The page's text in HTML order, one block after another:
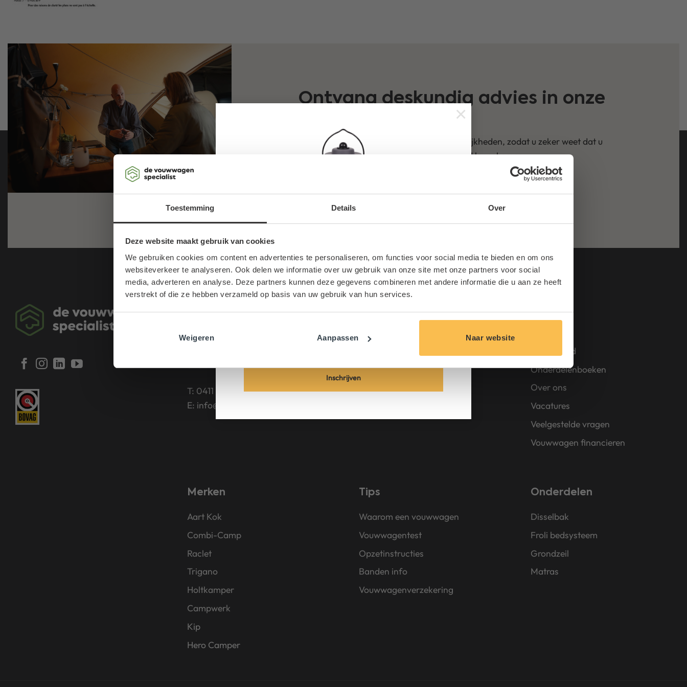
Maak kans op een gratis
Lantaarn!
Schrijf u in voor onze nieuwsbrief en doe direct
*
m
a
i
*
Inschrijven
×
Toestemming Details Over
Deze website maakt gebruik van cookies
We gebruiken cookies om content en advertenties te personaliseren, om functies voor social media te bieden en om ons
websiteverkeer te analyseren. Ook delen we informatie over uw gebruik van onze site met onze partners voor social
media, adverteren en analyse. Deze partners kunnen deze gegevens combineren met andere informatie die u aan ze heeft
verstrekt of die ze hebben verzameld op basis van uw gebruik van hun services.
Weigeren Aanpassen Naar website
Ontvang deskundig advies in onze
Samen kijken we naar uw wensen en mogelijkheden, zodat u zeker weet dat u
de juiste beslissing neemt. U kunt vrijblijvend langskomen.
de Vouwwagenspecialist
5281 LL Boxtel
T: 0411 683 601
E: info@vouwwagenspecialist.nl
Occasions
Onderhoud
Onderdelenboeken
Over ons
Vacatures
Veelgestelde vragen
Vouwwagen financieren
Merken
Aart Kok
Combi-Camp
Raclet
Trigano
Holtkamper
Campwerk
Kip
Hero Camper
Tips
Waarom een vouwwagen
Vouwwagentest
Opzetinstructies
Banden info
Vouwwagenverzekering
Onderdelen
Disselbak
Froli bedsysteem
Grondzeil
Matras